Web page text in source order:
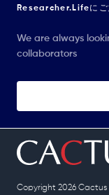
Researcher.Lifeにご
We are always
collaborators
Copyright 2026